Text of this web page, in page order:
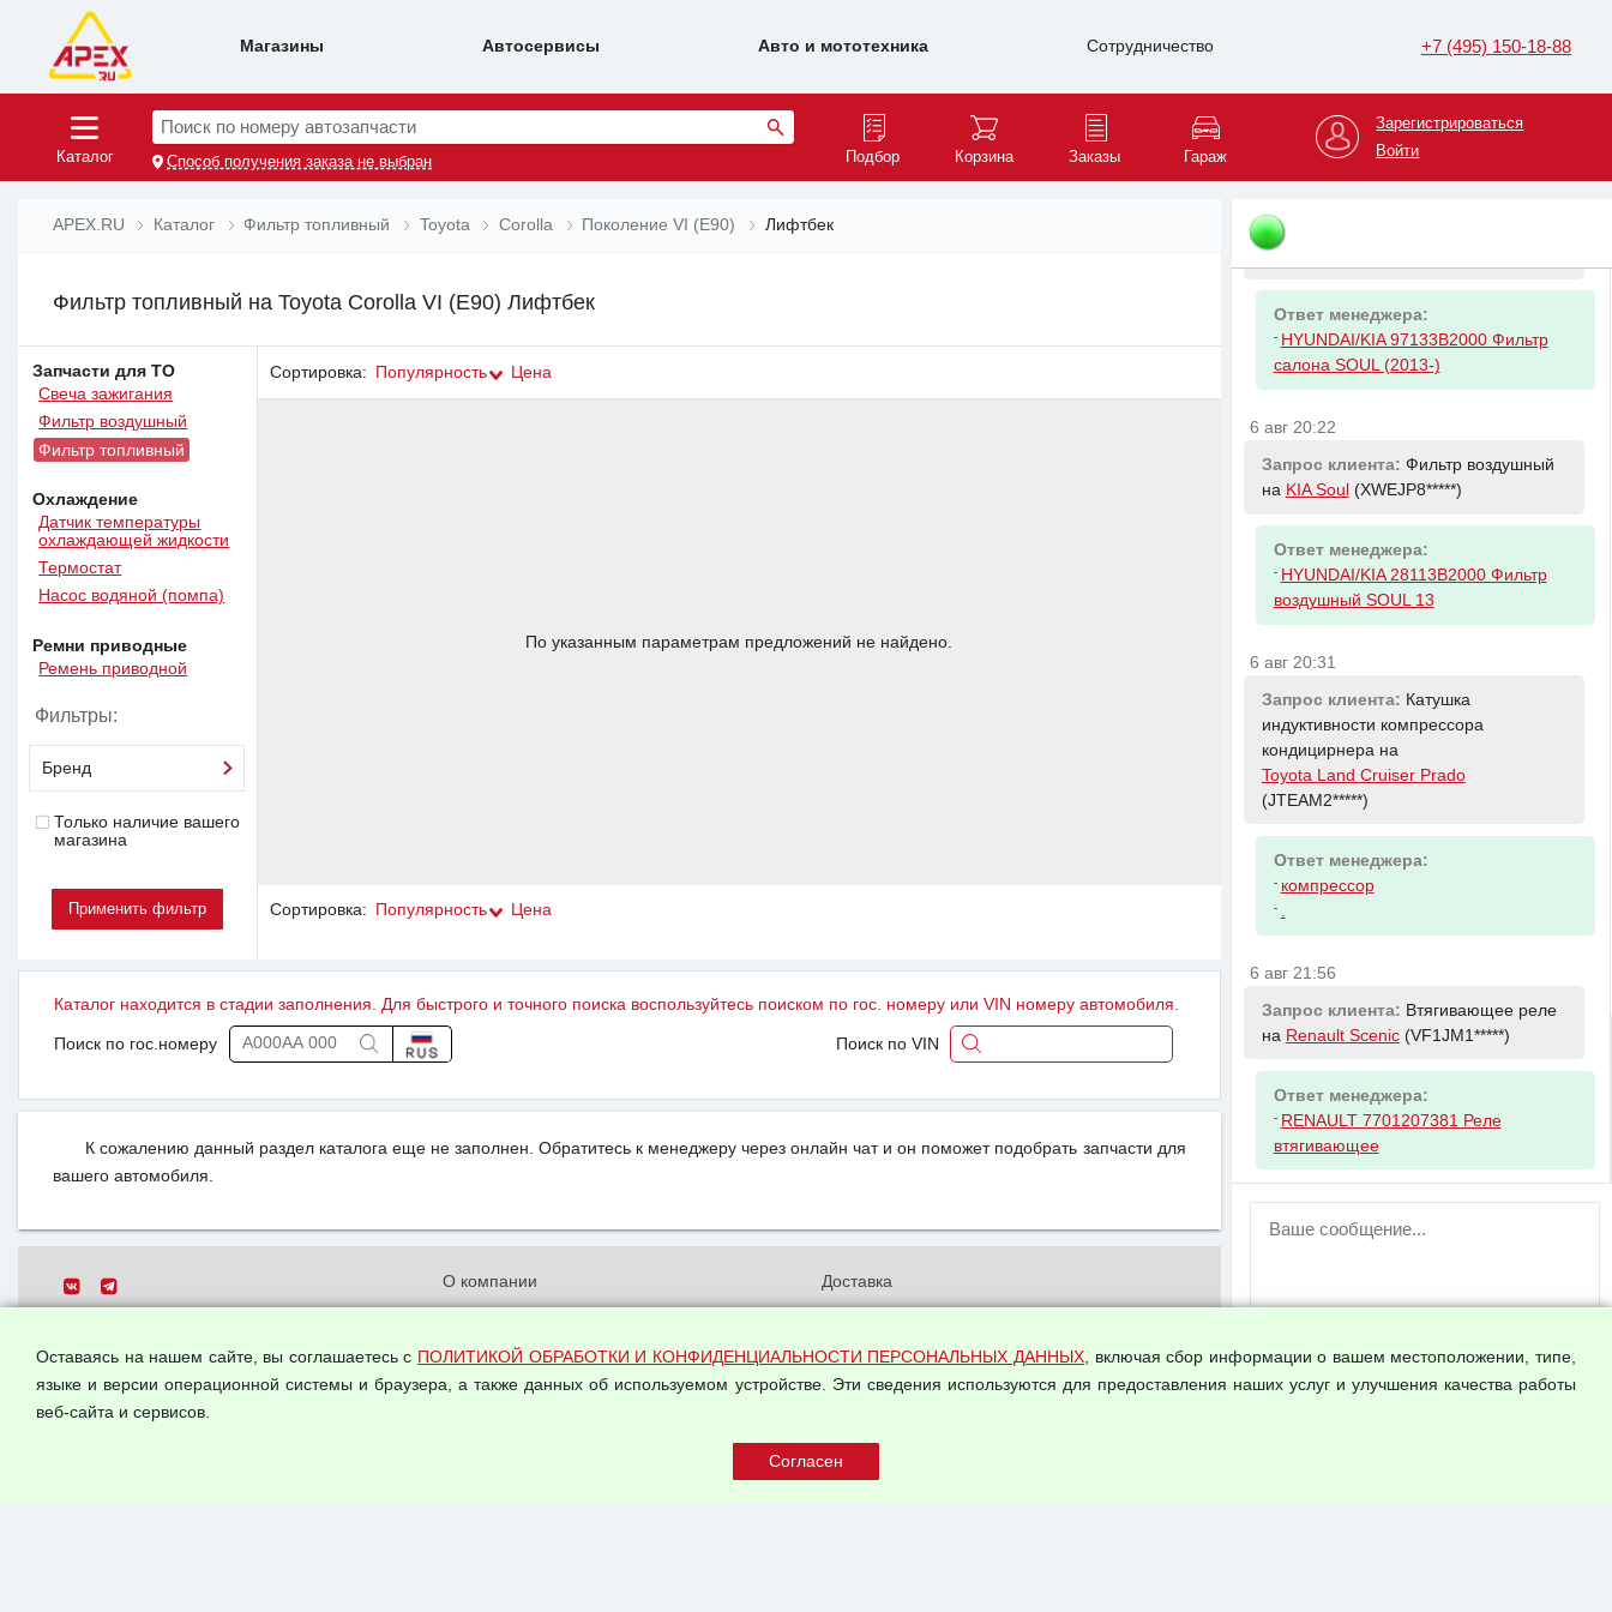
Магазины Автосервисы Авто и мототехника Сотрудничество +7 (495) 150-18-88
Каталог
Поиск по номеру автозапчасти
Способ получения заказа не выбран Подбор Корзина Заказы Гараж
Зарегистрироваться
Войти
APEX.RU Каталог Фильтр топливный Toyota Corolla Поколение VI (E90) Лифтбек
Фильтр топливный на Toyota Corolla VI (E90) Лифтбек
Запчасти для ТО
Свеча зажигания
Фильтр воздушный
Фильтр топливный
Охлаждение
Датчик температуры
охлаждающей жидкости
Термостат
Насос водяной (помпа)
Ремни приводные
Ремень приводной
Фильтры:
Бренд
Только наличие вашего
магазина
Сортировка: Популярность Цена
По указанным параметрам предложений не найдено.
Сортировка: Популярность Цена
Каталог находится в стадии заполнения. Для быстрого и точного поиска воспользуйтесь поиском по гос. номеру или VIN номеру автомобиля.
Поиск по гос.номеру Поиск по VIN
К сожалению данный раздел каталога еще не заполнен. Обратитесь к менеджеру через онлайн чат и он поможет подобрать запчасти для
вашего автомобиля.
Все права защищены.
О компании
данных
Доставка
Оплата и возвраты
Арендодателям
Оставаясь на нашем сайте, вы соглашаетесь с ПОЛИТИКОЙ ОБРАБОТКИ И КОНФИДЕНЦИАЛЬНОСТИ ПЕРСОНАЛЬНЫХ ДАННЫХ, включая сбор информации о вашем местоположении, типе,
языке и версии операционной системы и браузера, а также данных об используемом устройстве. Эти сведения используются для предоставления наших услуг и улучшения качества работы
веб-сайта и сервисов.
масляный Kia & Hyundai
Запрос клиента:
KIA Soul
Ответ менеджера:
- HYUNDAI/KIA 97133B2000 Фильтр
салона SOUL (2013-)
6 авг 20:22
Запрос клиента: Фильтр воздушный
на KIA Soul (XWEJP8*****)
Ответ менеджера:
- HYUNDAI/KIA 28113B2000 Фильтр
воздушный SOUL 13
6 авг 20:31
Запрос клиента: Катушка
индуктивности компрессора
кондицирнера на
Toyota Land Cruiser Prado
(JTEAM2*****)
Ответ менеджера:
- компрессор
-
6 авг 21:56
Запрос клиента: Втягивающее реле
на Renault Scenic(VF1JM1*****)
Ответ менеджера:
- RENAULT 7701207381 Реле
втягивающее
ВНИМАНИЕ!
пользователей временно отключена!
аккаунт.